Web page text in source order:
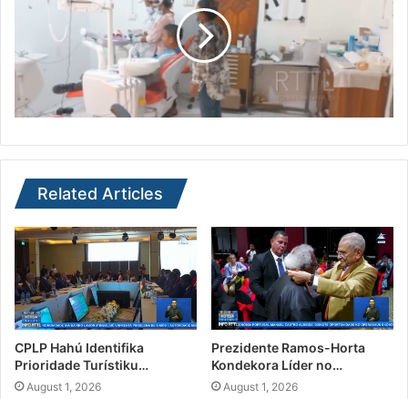
Related Articles
CPLP Hahú Identifika
Prioridade Turístiku…
August 1, 2026
Prezidente Ramos-Horta
Kondekora Líder no…
August 1, 2026